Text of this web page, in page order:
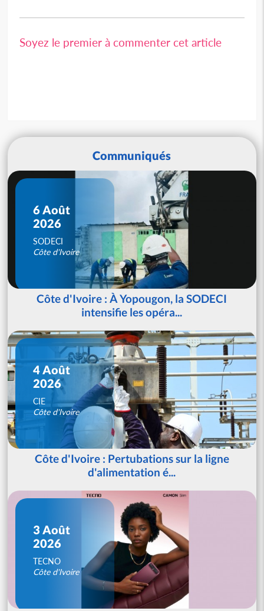
Soyez le premier à commenter cet article
Communiqués
6 Août
2026
SODECI
Côte d'Ivoire
Côte d'Ivoire : À Yopougon, la SODECI
intensifie les opéra...
4 Août
2026
CIE
Côte d'Ivoire
Côte d'Ivoire : Pertubations sur la ligne
d'alimentation é...
3 Août
2026
TECNO
Côte d'Ivoire